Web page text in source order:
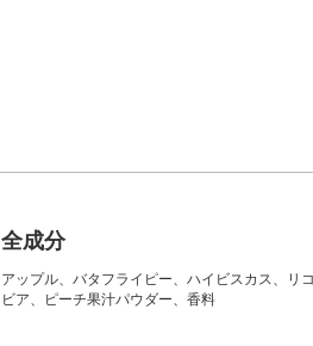
全成分
アップル、バタフライピー、ハイビスカス、リ
ビア、ピーチ果汁パウダー、香料